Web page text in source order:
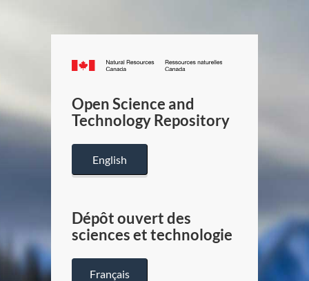
Canada.ca
/
Canada
Open Science and
Technology Repository
English
Dépôt ouvert des
sciences et technologie
Français